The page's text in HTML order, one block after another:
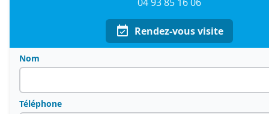
Rendez-vous visite
Nom
Téléphone